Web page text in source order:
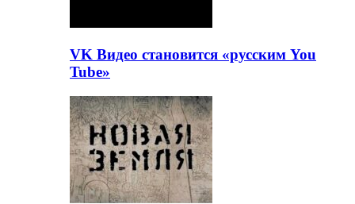
VK Видео становится «русским You
Tube»